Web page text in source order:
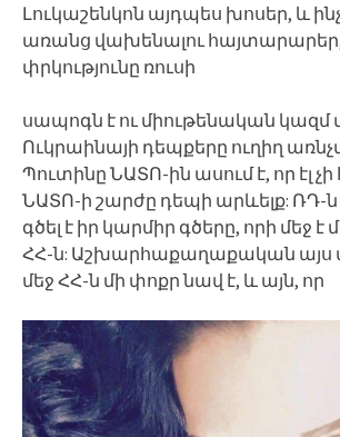
Լուկաշենկոն այդպես խոսեր, և
առանց վախենալու հայտարարեր,
փրկությունը ռուսի
սապոգն է ու միութենական կազմ
Ուկրաինայի դեպքերը ուղիղ
Պուտինը ՆԱՏՈ-ին ասում է, որ էլ չի
ՆԱՏՈ-ի շարժը դեպի արևելք: ՌԴ-
գծել է իր կարմիր գծերը, որի մեջ
ՀՀ-ն: Աշխարհաքաղաքական այս
մեջ ՀՀ-ն մի փոքր նավ է, և այն, որ